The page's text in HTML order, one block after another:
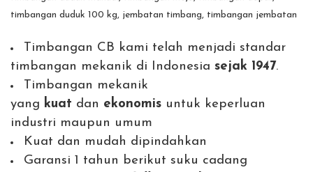
Timbangan CB kami telah menjadi standar
timbangan mekanik di Indonesia sejak 1947.
Timbangan mekanik
yang kuat dan ekonomis untuk keperluan
industri maupun umum
Kuat dan mudah dipindahkan
Garansi 1 tahun berikut suku cadang